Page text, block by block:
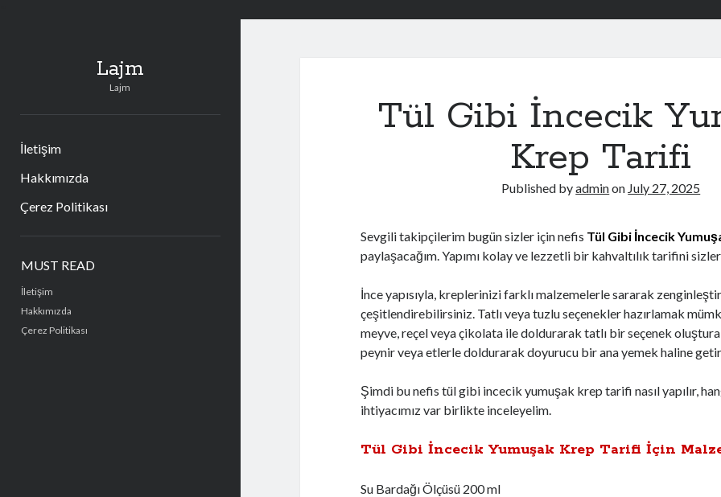
Lajm
Lajm
İletişim
Hakkımızda
Çerez Politikası
MUST READ
İletişim
Hakkımızda
Çerez Politikası
Tül Gibi İncecik
Krep Tarifi
Published byadminon July 27, 2025
Sevgili takipçilerim bugün sizler için nefis Tül Gibi İncecik
paylaşacağım. Yapımı kolay ve lezzetli bir kahvaltılık tarifini sizler
İnce yapısıyla, kreplerinizi farklı malzemelerle sararak
çeşitlendirebilirsiniz. Tatlı veya tuzlu seçenekler hazırlamak
meyve, reçel veya çikolata ile doldurarak tatlı bir seçenek
peynir veya etlerle doldurarak doyurucu bir ana yemek haline
Şimdi bu nefis tül gibi incecik yumuşak krep tarifi nasıl yapılır,
ihtiyacımız var birlikte inceleyelim.
Tül Gibi İncecik Yumuşak Krep Tarifi İçin
Su Bardağı Ölçüsü 200 ml